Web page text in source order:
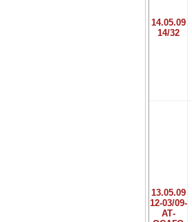
14.05.09
14/32
13.05.09
12-03/09-
АТ-